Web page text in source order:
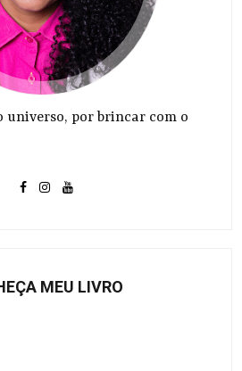
universo, por brincar com o
MEU LIVRO